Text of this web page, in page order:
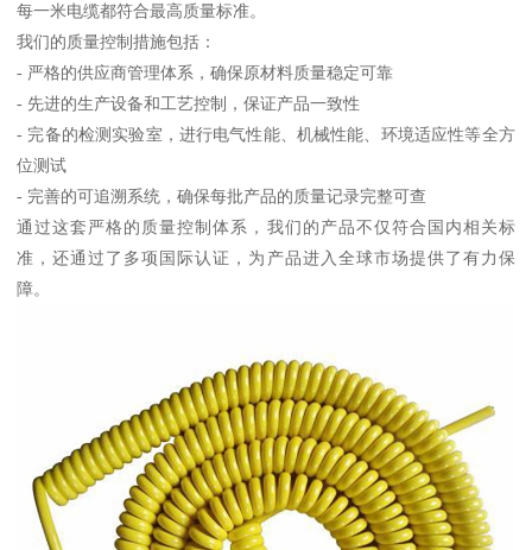
每一米电缆都符合最高质量标准。
我们的质量控制措施包括：
- 严格的供应商管理体系，确保原材料质量稳定可靠
- 先进的生产设备和工艺控制，保证产品一致性
- 完备的检测实验室，进行电气性能、机械性能、环境适应性等全方
位测试
- 完善的可追溯系统，确保每批产品的质量记录完整可查
通过这套严格的质量控制体系，我们的产品不仅符合国内相关标
准，还通过了多项国际认证，为产品进入全球市场提供了有力保
障。